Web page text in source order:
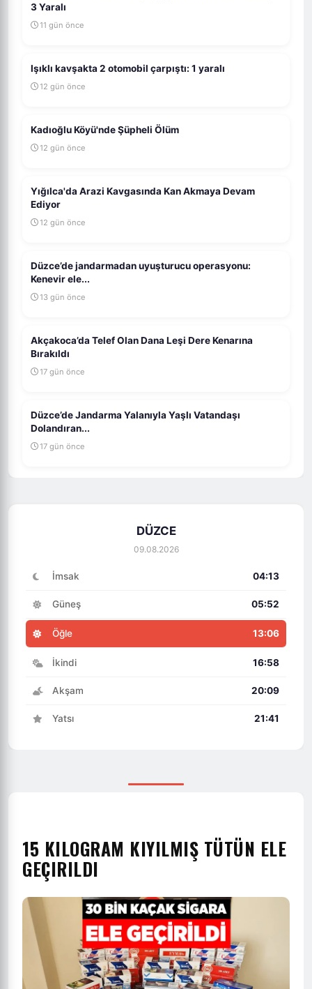
3 Yaralı
11 gün önce
Işıklı kavşakta 2 otomobil çarpıştı: 1 yaralı
12 gün önce
Kadıoğlu Köyü'nde Şüpheli Ölüm
12 gün önce
Yığılca'da Arazi Kavgasında Kan Akmaya Devam
Ediyor
12 gün önce
Düzce’de jandarmadan uyuşturucu operasyonu:
Kenevir ele...
13 gün önce
Akçakoca’da Telef Olan Dana Leşi Dere Kenarına
Bırakıldı
17 gün önce
Düzce’de Jandarma Yalanıyla Yaşlı Vatandaşı
Dolandıran...
17 gün önce
DÜZCE
09.08.2026
İmsak 04:13
Güneş 05:52
Öğle 13:06
İkindi 16:58
Akşam 20:09
Yatsı 21:41
15 KILOGRAM KIYILMIŞ TÜTÜN ELE
GEÇIRILDI